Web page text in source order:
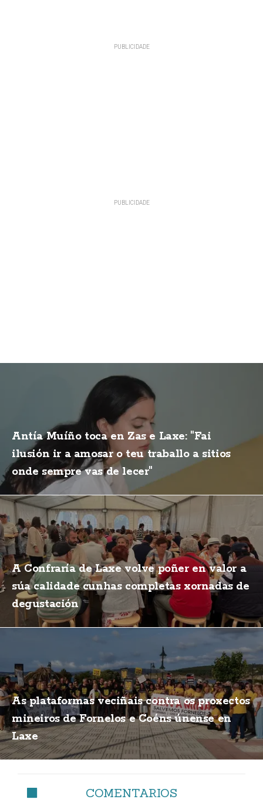
Antía Muíño toca en Zas e Laxe: "Fai
ilusión ir a amosar o teu traballo a sitios
onde sempre vas de lecer"
A Confraría de Laxe volve poñer en valor a
súa calidade cunhas completas xornadas de
degustación
As plataformas veciñais contra os proxectos
mineiros de Fornelos e Coéns únense en
Laxe
COMENTARIOS